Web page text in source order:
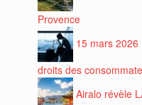
Provence
15 mars 2026
droits des
Airalo révèle